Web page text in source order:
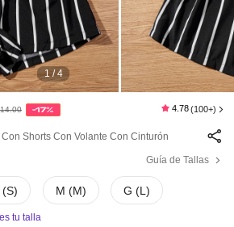
1 / 4
-17% 4.78 (100+)
Shorts Con Volante Con Cinturón
Guía de Tallas
(S) M (M) G (L)
tu talla